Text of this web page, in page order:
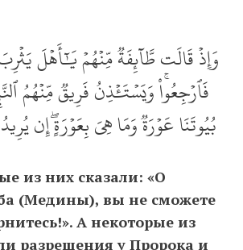
وَإِذۡ قَالَت طَّآئِفَةٞ مِّنۡهُمۡ يَٰٓأَهۡلَ
فَٱرۡجِعُواْۚ وَيَسۡتَ‍ٔۡذِنُ فَرِيقٞ مِّنۡهُمُ
بُيُوتَنَا عَوۡرَةٞ وَمَا هِيَ بِعَوۡرَةٍۖ إِن
из них сказали: «О
(Медины), вы не сможете
А некоторые из
разрешения у Пророка и